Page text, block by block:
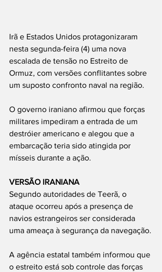
Irã e Estados Unidos protagonizaram
nesta segunda-feira (4) uma nova
escalada de tensão no Estreito de
Ormuz, com versões conflitantes sobre
um suposto confronto naval na região.
O governo iraniano afirmou que forças
militares impediram a entrada de um
destróier americano e alegou que a
embarcação teria sido atingida por
mísseis durante a ação.
VERSÃO IRANIANA
Segundo autoridades de Teerã, o
ataque ocorreu após a presença de
navios estrangeiros ser considerada
uma ameaça à segurança da navegação.
A agência estatal também informou que
o estreito está sob controle das forças